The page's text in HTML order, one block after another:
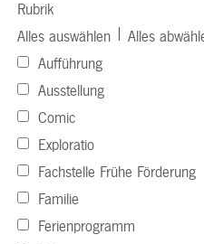
Rubrik
Alles auswählen
Alles
Aufführung
Ausstellung
Comic
Exploratio
Fachstelle Frühe Förderung
Familie
Ferienprogramm